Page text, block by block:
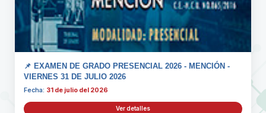
📌 EXAMEN DE GRADO PRESENCIAL 2026 - MENCIÓN -
VIERNES 31 DE JULIO 2026
Fecha: 31 de julio del 2026
Ver detalles